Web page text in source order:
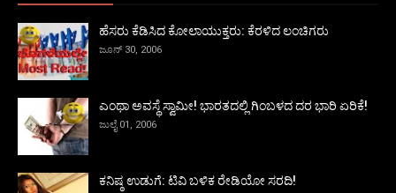
ಹೆಸರು ಕೆಡಿಸಿದ ಕೋಲಾಯುಕ್ತರು: ಕೆರಳಿದ ಲಂಚಿಗರು
ಜೂನ್ 30, 2006
ಎಂಥಾ ಅವಸ್ಥೆ ಸ್ವಾಮೀ! ಭಾರತದಲ್ಲಿ ಗಿಂಬಳದ ದರ ಭಾರಿ ಏರಿಕೆ!
ಜುಲೈ 01, 2006
ಕನಿಷ್ಠ ಉಡುಗೆ: ಟಿವಿ ಬಳಿಕ ರೇಡಿಯೋ ಸರದಿ!